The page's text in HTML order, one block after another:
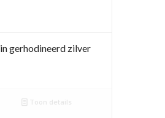
gerhodineerd zilver
Toon details